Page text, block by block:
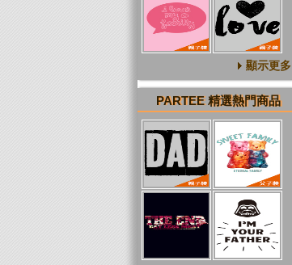
顯示更多
PARTEE 精選熱門商品